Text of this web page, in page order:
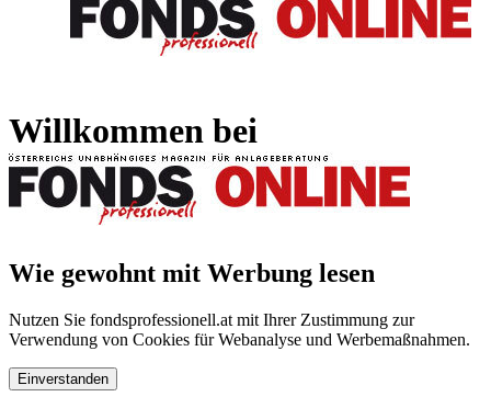
Willkommen bei
Wie gewohnt mit Werbung lesen
Nutzen Sie fondsprofessionell.at mit Ihrer Zustimmung zur
Verwendung von Cookies für Webanalyse und Werbemaßnahmen.
Einverstanden